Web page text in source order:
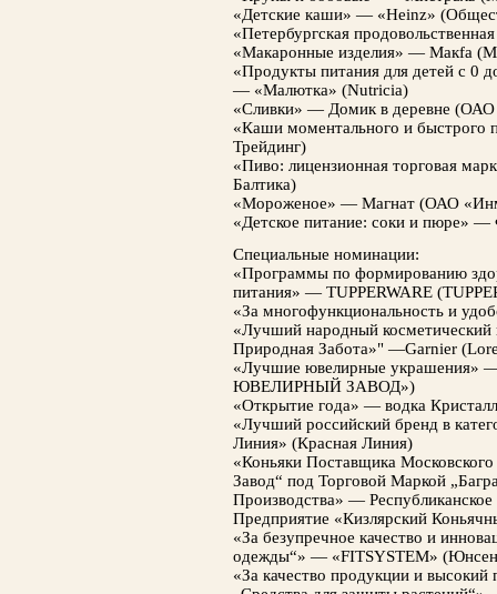
«Детские каши» — «Heinz»
«Петербургская
«Макаронные изделия» — Макfа
«Продукты питания для детей с 0
— «Малютка» (Nutricia)
«Сливки» — Домик в деревне
«Каши моментального и быстрого
Трейдинг)
«Пиво: лицензионная торговая
Балтика)
«Мороженое» — Магнат (ОАО
«Детское питание: соки и пюре»
Специальные номинации:
«Программы по формированию
питания» — TUPPERWARE
«За многофункциональность и
«Лучший народный
Природная Забота»" —Garnier
«Лучшие ювелирные
ЮВЕЛИРНЫЙ ЗАВОД»)
«Открытие года» — водка
«Лучший российский бренд в
Линия» (Красная Линия)
«Коньяки Поставщика
Завод“ под Торговой Маркой
Производства» —
Предприятие «Кизлярский
«За безупречное качество и
одежды“» — «FITSYSTEM»
«За качество продукции и высокий